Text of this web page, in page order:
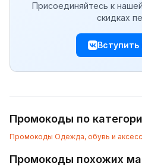
Присоединяйтесь к
скидках
Вступить
Промокоды по
Промокоды Одежда, обувь и
Промокоды похожих